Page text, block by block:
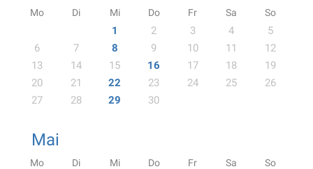
Mo Di Mi Do Fr Sa So
1 2 3 4
5
6
7 8 9 10 11
12
13
14 15 16 17 18
19
20
21 22 23 24 25
26
27
28 29 30
Mai
Mo Di Mi Do Fr Sa So